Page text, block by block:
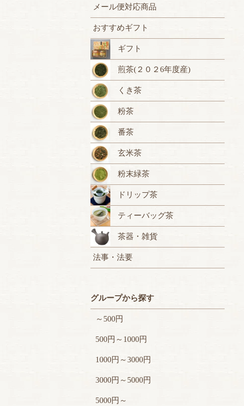
メール便対応商品
おすすめギフト
ギフト
煎茶(２０２6年度産)
くき茶
粉茶
番茶
玄米茶
粉末緑茶
ドリップ茶
ティーバッグ茶
茶器・雑貨
法事・法要
グループから探す
～500円
500円～1000円
1000円～3000円
3000円～5000円
5000円～